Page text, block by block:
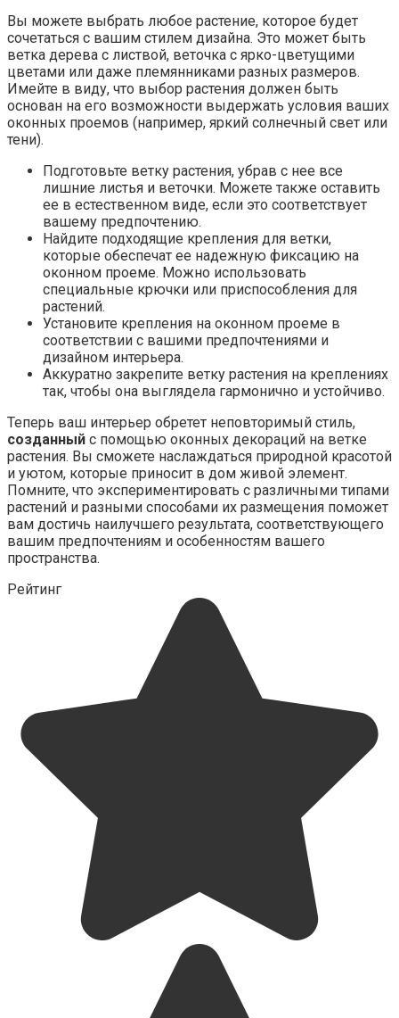
Вы можете выбрать любое растение, которое будет
сочетаться с вашим стилем дизайна. Это может быть
ветка дерева с листвой, веточка с ярко-цветущими
цветами или даже племянниками разных размеров.
Имейте в виду, что выбор растения должен быть
основан на его возможности выдержать условия ваших
оконных проемов (например, яркий солнечный свет или
тени).
Подготовьте ветку растения, убрав с нее все
лишние листья и веточки. Можете также оставить
ее в естественном виде, если это соответствует
вашему предпочтению.
Найдите подходящие крепления для ветки,
которые обеспечат ее надежную фиксацию на
оконном проеме. Можно использовать
специальные крючки или приспособления для
растений.
Установите крепления на оконном проеме в
соответствии с вашими предпочтениями и
дизайном интерьера.
Аккуратно закрепите ветку растения на креплениях
так, чтобы она выглядела гармонично и устойчиво.
Теперь ваш интерьер обретет неповторимый стиль,
созданный с помощью оконных декораций на ветке
растения. Вы сможете наслаждаться природной красотой
и уютом, которые приносит в дом живой элемент.
Помните, что экспериментировать с различными типами
растений и разными способами их размещения поможет
вам достичь наилучшего результата, соответствующего
вашим предпочтениям и особенностям вашего
пространства.
Рейтинг